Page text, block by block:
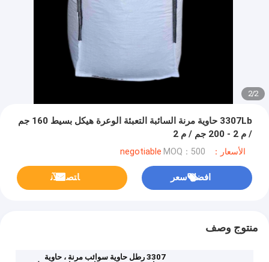
2
/
2
3307Lb حاوية مرنة السائبة التعبئة الوعرة هيكل بسيط 160 جم
​​/ م 2 - 200 جم / م 2
الأسعار：negotiable MOQ：500
افضل سعر ﺎﺘﺼﻟ ﺍﻶﻧ
منتوج وصف
3307 رطل حاوية سوائب مرنة ، حاوية